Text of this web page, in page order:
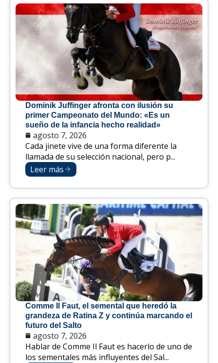
Dominik Juffinger afronta con ilusión su
primer Campeonato del Mundo: «Es un
sueño de la infancia hecho realidad»
agosto 7, 2026
Cada jinete vive de una forma diferente la
llamada de su selección nacional, pero p...
Leer más
Comme Il Faut, el semental que heredó la
grandeza de Ratina Z y continúa marcando el
futuro del Salto
agosto 7, 2026
Hablar de Comme Il Faut es hacerlo de uno de
los sementales más influyentes del Sal...